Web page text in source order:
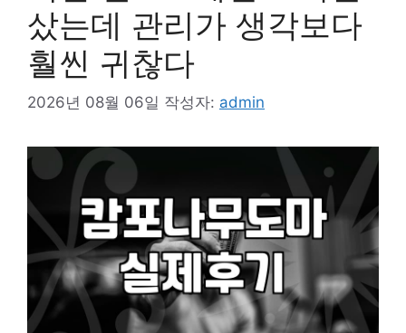
샀는데 관리가 생각보다
훨씬 귀찮다
2026년 08월 06일 작성자: admin